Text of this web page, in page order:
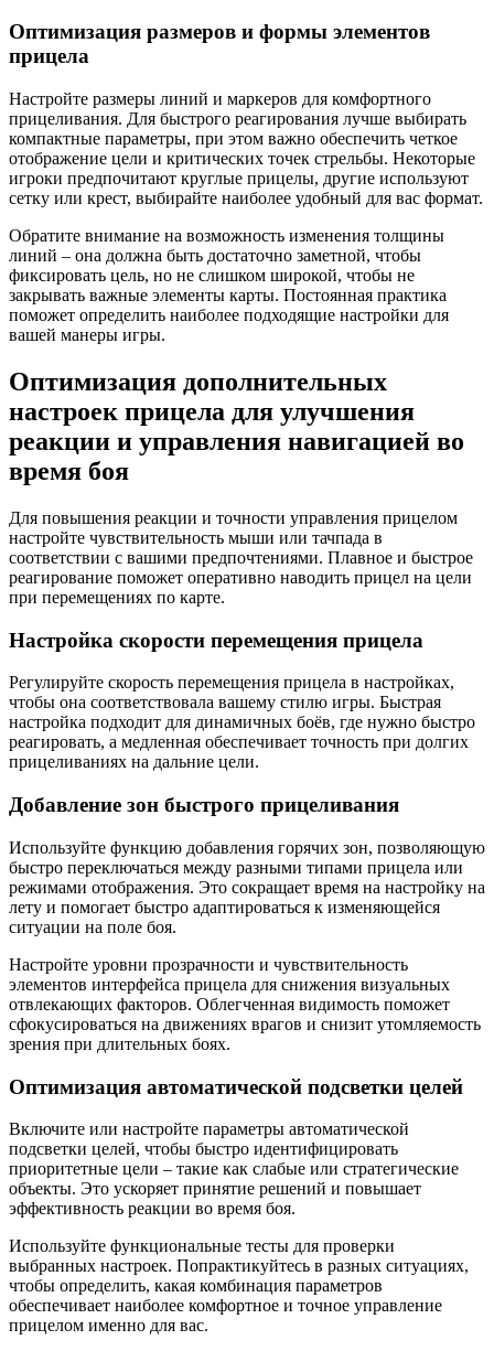
Оптимизация размеров и формы элементов
прицела
Настройте размеры линий и маркеров для комфортного
прицеливания. Для быстрого реагирования лучше выбирать
компактные параметры, при этом важно обеспечить четкое
отображение цели и критических точек стрельбы. Некоторые
игроки предпочитают круглые прицелы, другие используют
сетку или крест, выбирайте наиболее удобный для вас формат.
Обратите внимание на возможность изменения толщины
линий – она должна быть достаточно заметной, чтобы
фиксировать цель, но не слишком широкой, чтобы не
закрывать важные элементы карты. Постоянная практика
поможет определить наиболее подходящие настройки для
вашей манеры игры.
Оптимизация дополнительных
настроек прицела для улучшения
реакции и управления навигацией во
время боя
Для повышения реакции и точности управления прицелом
настройте чувствительность мыши или тачпада в
соответствии с вашими предпочтениями. Плавное и быстрое
реагирование поможет оперативно наводить прицел на цели
при перемещениях по карте.
Настройка скорости перемещения прицела
Регулируйте скорость перемещения прицела в настройках,
чтобы она соответствовала вашему стилю игры. Быстрая
настройка подходит для динамичных боёв, где нужно быстро
реагировать, а медленная обеспечивает точность при долгих
прицеливаниях на дальние цели.
Добавление зон быстрого прицеливания
Используйте функцию добавления горячих зон, позволяющую
быстро переключаться между разными типами прицела или
режимами отображения. Это сокращает время на настройку на
лету и помогает быстро адаптироваться к изменяющейся
ситуации на поле боя.
Настройте уровни прозрачности и чувствительность
элементов интерфейса прицела для снижения визуальных
отвлекающих факторов. Облегченная видимость поможет
сфокусироваться на движениях врагов и снизит утомляемость
зрения при длительных боях.
Оптимизация автоматической подсветки целей
Включите или настройте параметры автоматической
подсветки целей, чтобы быстро идентифицировать
приоритетные цели – такие как слабые или стратегические
объекты. Это ускоряет принятие решений и повышает
эффективность реакции во время боя.
Используйте функциональные тесты для проверки
выбранных настроек. Попрактикуйтесь в разных ситуациях,
чтобы определить, какая комбинация параметров
обеспечивает наиболее комфортное и точное управление
прицелом именно для вас.